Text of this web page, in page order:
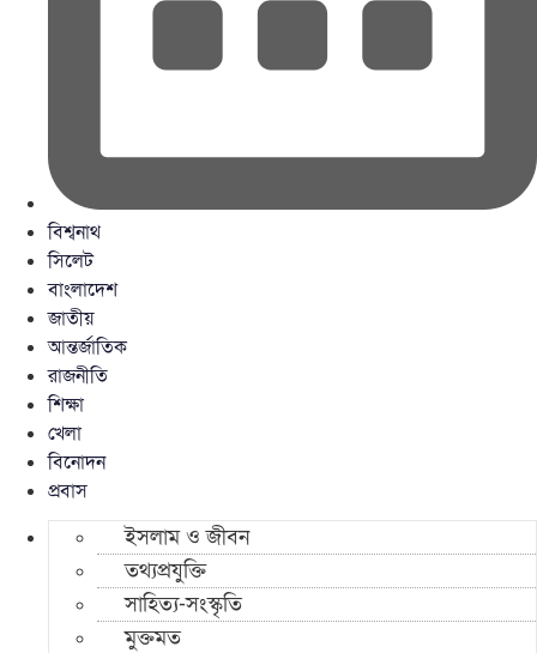
বিশ্বনাথ
সিলেট
বাংলাদেশ
জাতীয়
আন্তর্জাতিক
রাজনীতি
শিক্ষা
খেলা
বিনোদন
প্রবাস
ইসলাম ও জীবন
তথ্যপ্রযুক্তি
সাহিত্য-সংস্কৃতি
মুক্তমত